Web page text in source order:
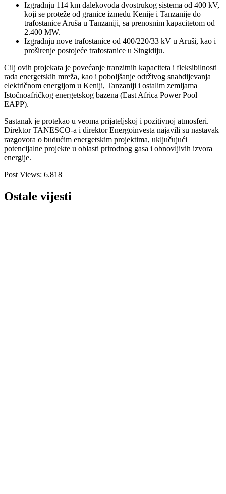
Izgradnju 114 km dalekovoda dvostrukog sistema od 400 kV,
koji se proteže od granice između Kenije i Tanzanije do
trafostanice Aruša u Tanzaniji, sa prenosnim kapacitetom od
2.400 MW.
Izgradnju nove trafostanice od 400/220/33 kV u Aruši, kao i
proširenje postojeće trafostanice u Singidiju.
Cilj ovih projekata je povećanje tranzitnih kapaciteta i fleksibilnosti
rada energetskih mreža, kao i poboljšanje održivog snabdijevanja
električnom energijom u Keniji, Tanzaniji i ostalim zemljama
Istočnoafričkog energetskog bazena (East Africa Power Pool –
EAPP).
Sastanak je protekao u veoma prijateljskoj i pozitivnoj atmosferi.
Direktor TANESCO-a i direktor Energoinvesta najavili su nastavak
razgovora o budućim energetskim projektima, uključujući
potencijalne projekte u oblasti prirodnog gasa i obnovljivih izvora
energije.
Post Views: 6.818
Ostale vijesti